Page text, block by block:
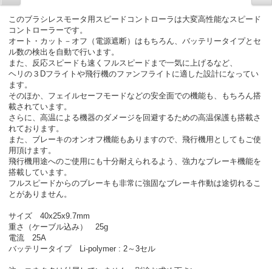
このブラシレスモータ用スピードコントローラは大変高性能なスピード
コントローラーです。
オート・カット－オフ（電源遮断）はもちろん、バッテリータイプとセ
ル数の検出を自動で行います。
また、反応スピードも速くフルスピードまで一気に上げるなど、
ヘリの３Dフライトや飛行機のファンフライトに適した設計になってい
ます。
そのほか、フェイルセーフモードなどの安全面での機能も、もちろん搭
載されています。
さらに、高温による機器のダメージを回避するための高温保護も搭載さ
れております。
また、ブレーキのオンオフ機能もありますので、飛行機用としてもご使
用頂けます。
飛行機用途へのご使用にも十分耐えられるよう、強力なブレーキ機能を
搭載しています。
フルスピードからのブレーキも非常に強固なブレーキ作動は途切れるこ
とがありません。
サイズ 40x25x9.7mm
重さ（ケーブル込み） 25g
電流 25A
バッテリータイプ Li-polymer : 2～3セル